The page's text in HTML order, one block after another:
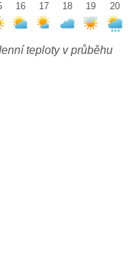
16
17
18
19
20
teploty v průběhu